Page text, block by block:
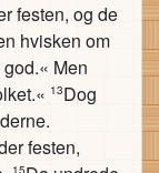
festen, og de
hvisken om
Men
13Dog
festen,
15